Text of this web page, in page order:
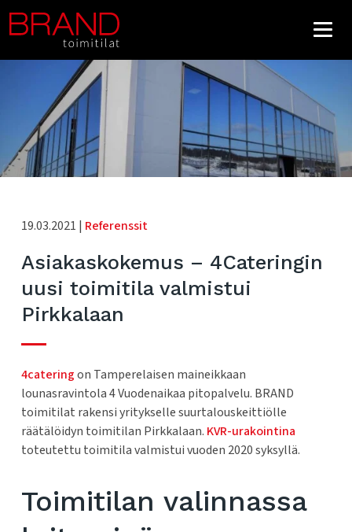
19.03.2021 | Referenssit
Asiakaskokemus – 4Cateringin
uusi toimitila valmistui
Pirkkalaan
4cateringon Tamperelaisen maineikkaan
lounasravintola 4 Vuodenaikaa pitopalvelu. BRAND
toimitilat rakensi yritykselle suurtalouskeittiölle
räätälöidyn toimitilan Pirkkalaan. KVR-urakointina
toteutettu toimitila valmistui vuoden 2020 syksyllä.
Toimitilan valinnassa